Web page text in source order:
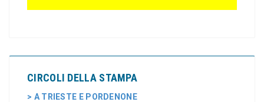
CIRCOLI DELLA STAMPA
> A TRIESTE E PORDENONE